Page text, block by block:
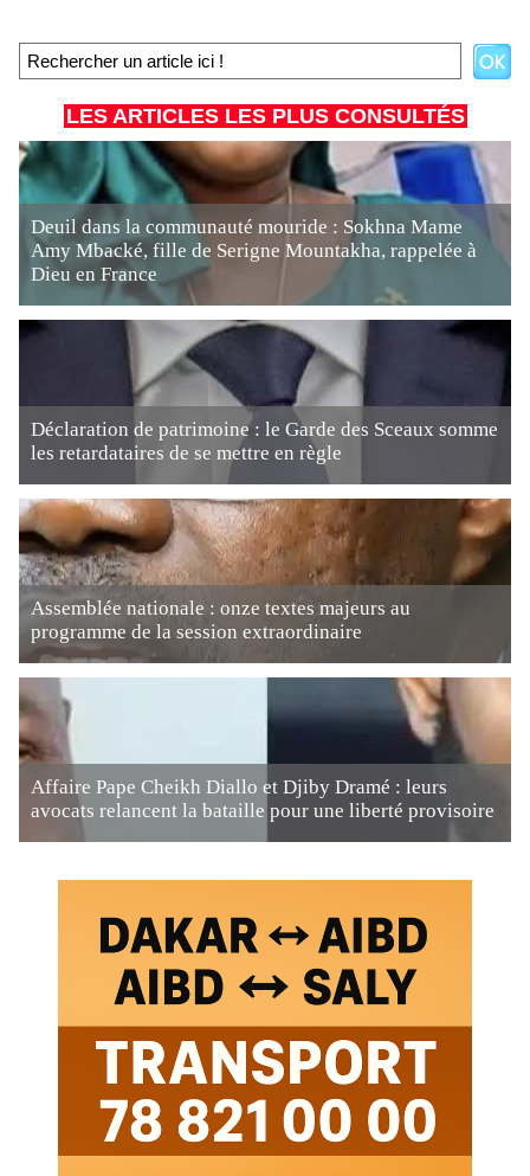
LES ARTICLES LES PLUS CONSULTÉS
Deuil dans la communauté mouride : Sokhna Mame
Amy Mbacké, fille de Serigne Mountakha, rappelée à
Dieu en France
Déclaration de patrimoine : le Garde des Sceaux somme
les retardataires de se mettre en règle
Assemblée nationale : onze textes majeurs au
programme de la session extraordinaire
Affaire Pape Cheikh Diallo et Djiby Dramé : leurs
avocats relancent la bataille pour une liberté provisoire